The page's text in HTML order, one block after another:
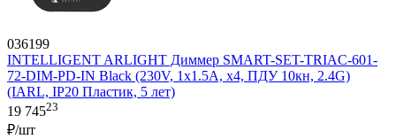
036199
INTELLIGENT ARLIGHT Диммер SMART-SET-TRIAC-601-
72-DIM-PD-IN Black (230V, 1x1.5A, x4, ПДУ 10кн, 2.4G)
(IARL, IP20 Пластик, 5 лет)
19 74523
₽/шт